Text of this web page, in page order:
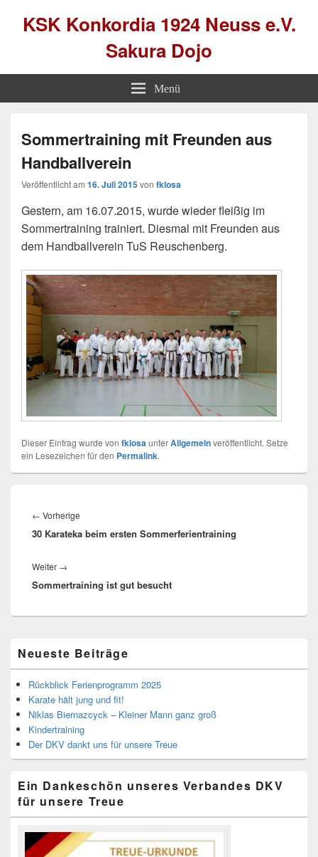
KSK Konkordia 1924 Neuss e.V.
Sakura Dojo
Menü
Sommertraining mit Freunden aus
Handballverein
Veröffentlicht am 16. Juli 2015von fklosa
Gestern, am 16.07.2015, wurde wieder fleißig im
Sommertraining trainiert. Diesmal mit Freunden aus
dem Handballverein TuS Reuschenberg.
Dieser Eintrag wurde von fklosaunterAllgemeinveröffentlicht. Setze
ein Lesezeichen für den Permalink.
← Vorherige
Beitrag:
30 Karateka beim ersten Sommerferientraining
Weiter →
Beitrag:
Sommertraining ist gut besucht
Seitenleisten-
Widgetbereich
Neueste Beiträge
Rückblick Ferienprogramm 2025
Karate hält jung und fit!
Niklas Biernazcyck – Kleiner Mann ganz groß
Kindertraining
Der DKV dankt uns für unsere Treue
Ein Dankeschön unseres Verbandes DKV
für unsere Treue